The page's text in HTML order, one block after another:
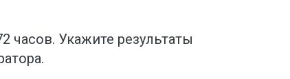
часов. Укажите результаты